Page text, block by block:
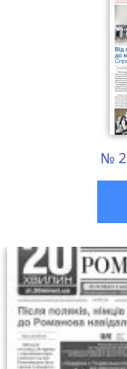
№